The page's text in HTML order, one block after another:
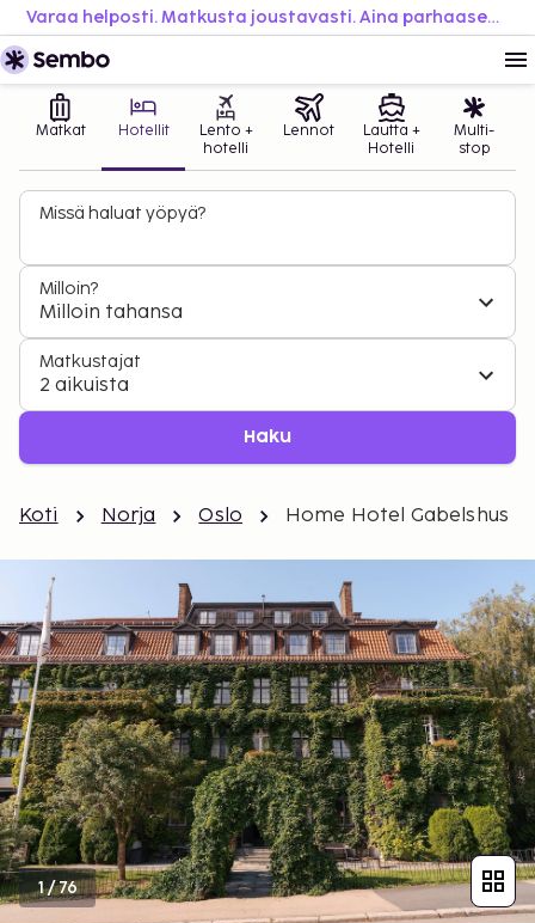
Varaa helposti. Matkusta joustavasti. Aina parhaaseen hintaan.
Matkat Hotellit
Lento +
hotelli
Lennot
Lautta +
Hotelli
Multi-
stop
Missä haluat yöpyä?
Milloin?
Milloin tahansa
Matkustajat
2 aikuista
Haku
Koti Norja Oslo Home Hotel Gabelshus
1/76